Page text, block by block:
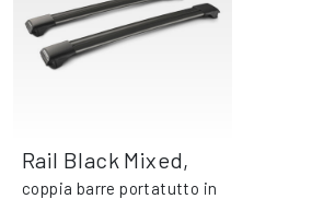
Rail Black Mixed,
coppia barre portatutto in